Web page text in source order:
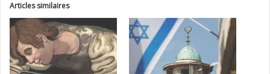
Articles similaires